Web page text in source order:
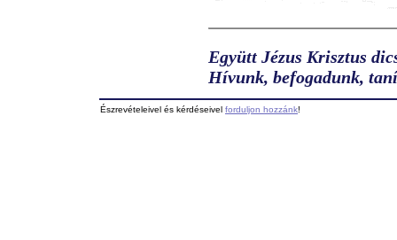
Együtt Jézus Krisztus
Hívunk, befogadunk,
Észrevételeivel és kérdéseivel forduljon hozzánk!